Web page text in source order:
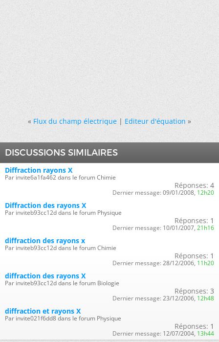
« Flux du champ électrique|Editeur d'équation »
DISCUSSIONS SIMILAIRES
Diffraction rayons X
Par invite6a1fa462 dans le forum Chimie
Réponses: 4
Dernier message: 09/01/2008, 12h20
Diffraction des rayons X
Par inviteb93cc12d dans le forum Physique
Réponses: 1
Dernier message: 10/01/2007, 21h16
diffraction des rayons x
Par inviteb93cc12d dans le forum Chimie
Réponses: 1
Dernier message: 28/12/2006, 11h20
diffraction des rayons X
Par inviteb93cc12d dans le forum Biologie
Réponses: 3
Dernier message: 23/12/2006, 12h48
diffraction et rayons X
Par invite021f6dd8 dans le forum Physique
Réponses: 1
Dernier message: 12/07/2004, 13h44